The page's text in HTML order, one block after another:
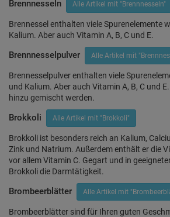
Brennnesseln Alle Artikel mit "Brennnesseln"
Brennessel enthalten viele Spurenelemente
Kalium. Aber auch Vitamin A, B, C und E.
Brennnesselpulver Alle Artikel mit
Brennesselpulver enthalten viele
und Kalium. Aber auch Vitamin A, B, C und
hinzu gemischt werden.
Brokkoli Alle Artikel mit "Brokkoli"
Brokkoli ist besonders reich an Kalium,
Zink und Natrium. Außerdem enthält er die
vor allem Vitamin C. Gegart und in
Brokkoli die Darmtätigkeit.
Brombeerblätter Alle Artikel mit
Brombeerblätter sind für Ihren guten